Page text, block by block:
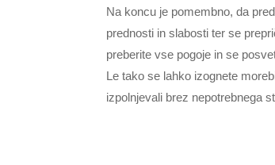
Na koncu je pomembno, da
prednosti in slabosti ter se
preberite vse pogoje in se
Le tako se lahko izognete
izpolnjevali brez nepotrebnega